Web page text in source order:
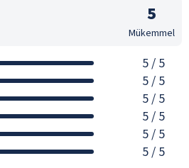
5
Mükemmel
5/ 5
5/ 5
5/ 5
5/ 5
5/ 5
5/ 5